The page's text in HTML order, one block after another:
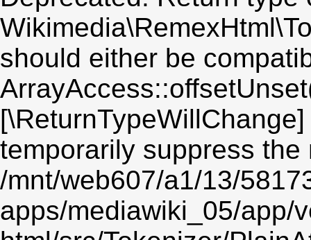
should either be
temporarily suppress the
/mnt/web607/a1/13/
apps/mediawiki_05/app/